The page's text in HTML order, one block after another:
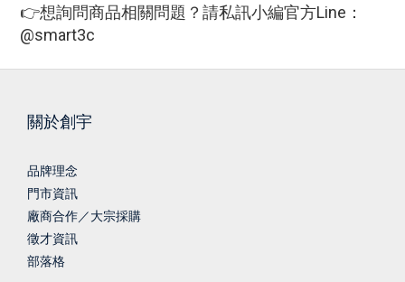
👉想詢問商品相關問題？請私訊小編官方Line：
@smart3c
關於創宇
品牌理念
門市資訊
廠商合作／大宗採購
徵才資訊
部落格